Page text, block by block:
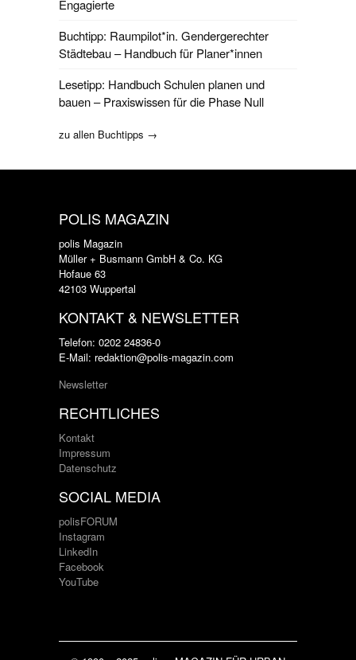
Engagierte
Buchtipp: Raumpilot*in. Gendergerechter
Städtebau – Handbuch für Planer*innen
Lesetipp: Handbuch Schulen planen und
bauen – Praxiswissen für die Phase Null
zu allen Buchtipps →
POLIS MAGAZIN
polis Magazin
Müller + Busmann GmbH & Co. KG
Hofaue 63
42103 Wuppertal
KONTAKT & NEWSLETTER
Telefon: 0202 24836-0
E-Mail: redaktion@polis-magazin.com
Newsletter
RECHTLICHES
Kontakt
Impressum
Datenschutz
SOCIAL MEDIA
polisFORUM
Instagram
LinkedIn
Facebook
YouTube